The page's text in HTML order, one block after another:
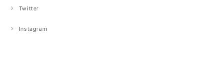
Twitter
Instagram